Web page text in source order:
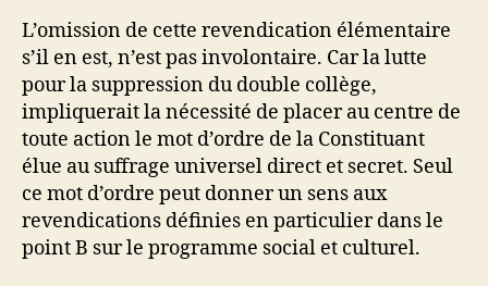
L’omission de cette revendication élémentaire
s’il en est, n’est pas involontaire. Car la lutte
pour la suppression du double collège,
impliquerait la nécessité de placer au centre de
toute action le mot d’ordre de la Constituant
élue au suffrage universel direct et secret. Seul
ce mot d’ordre peut donner un sens aux
revendications définies en particulier dans le
point B sur le programme social et culturel.